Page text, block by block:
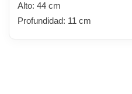
Alto: 44 cm
Profundidad: 11 cm